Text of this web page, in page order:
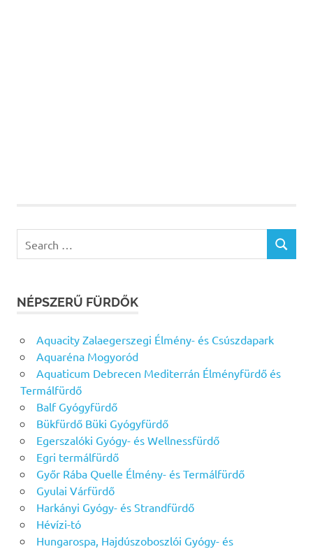
for:
SEARCH
NÉPSZERŰ FÜRDŐK
Aquacity Zalaegerszegi Élmény- és Csúszdapark
Aquaréna Mogyoród
Aquaticum Debrecen Mediterrán Élményfürdő és
Termálfürdő
Balf Gyógyfürdő
Bükfürdő Büki Gyógyfürdő
Egerszalóki Gyógy- és Wellnessfürdő
Egri termálfürdő
Győr Rába Quelle Élmény- és Termálfürdő
Gyulai Várfürdő
Harkányi Gyógy- és Strandfürdő
Hévízi-tó
Hungarospa, Hajdúszoboszlói Gyógy- és